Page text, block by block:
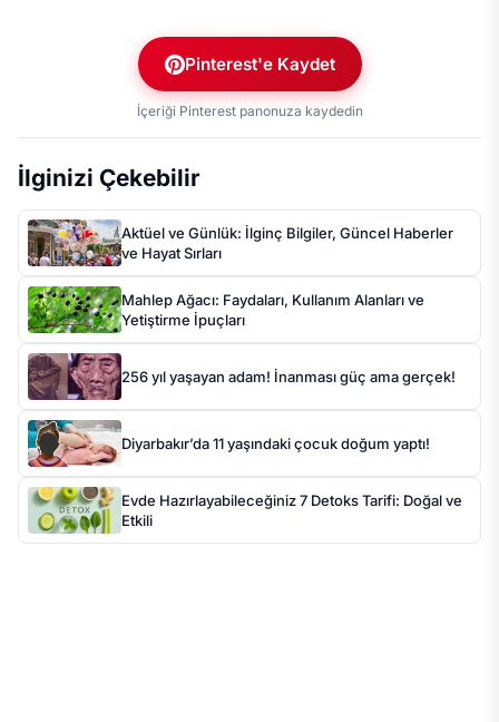
Pinterest'e Kaydet
İçeriği Pinterest panonuza kaydedin
İlginizi Çekebilir
Aktüel ve Günlük: İlginç Bilgiler, Güncel Haberler
ve Hayat Sırları
Mahlep Ağacı: Faydaları, Kullanım Alanları ve
Yetiştirme İpuçları
256 yıl yaşayan adam! İnanması güç ama gerçek!
Diyarbakır’da 11 yaşındaki çocuk doğum yaptı!
Evde Hazırlayabileceğiniz 7 Detoks Tarifi: Doğal ve
Etkili